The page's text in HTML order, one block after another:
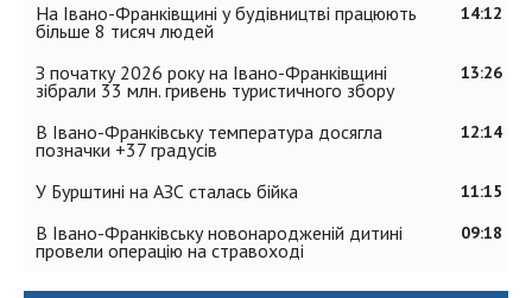
14:12
На Івано-Франківщині у будівництві працюють
більше 8 тисяч людей
13:26
З початку 2026 року на Івано-Франківщині
зібрали 33 млн. гривень туристичного збору
12:14
В Івано-Франківську температура досягла
позначки +37 градусів
11:15
У Бурштині на АЗС сталась бійка
09:18
В Івано-Франківську новонародженій дитині
провели операцію на стравоході